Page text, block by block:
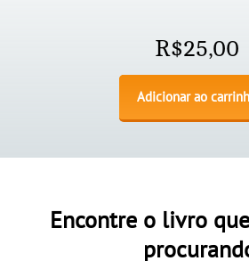
R$25,00
Adicionar ao
Encontre o livro